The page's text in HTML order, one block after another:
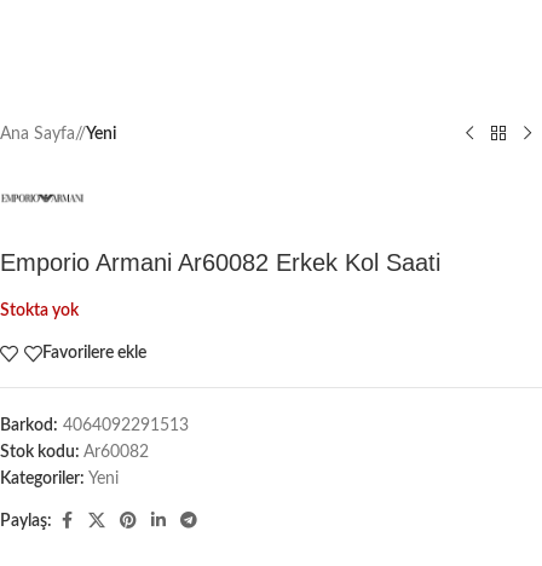
Ana Sayfa/ Yeni
Emporio Armani Ar60082 Erkek Kol Saati
Stokta yok
Favorilere ekle
Barkod: 4064092291513
Stok kodu: Ar60082
Kategoriler: Yeni
Paylaş: